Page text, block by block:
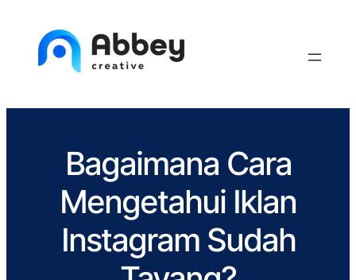
Bagaimana Cara
Mengetahui Iklan
Instagram Sudah